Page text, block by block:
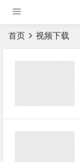
首页 视频下载